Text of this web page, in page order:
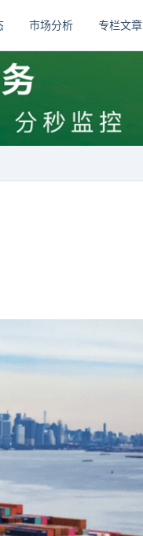
市场分析 专栏文章